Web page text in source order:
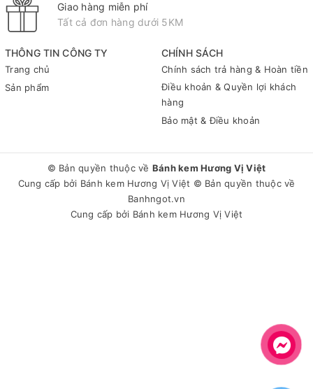
THÔNG TIN CÔNG TY
Trang chủ
Sản phẩm
CHÍNH SÁCH
Chính sách trả hàng & Hoàn tiền
Điều khoản & Quyền lợi khách
hàng
Bảo mật & Điều khoản
Giao hàng miễn phí
Tất cả đơn hàng dưới 5KM
© Bản quyền thuộc về Bánh kem Hương Vị Việt
Cung cấp bởi Bánh kem Hương Vị Việt © Bản quyền thuộc về
Banhngot.vn
Cung cấp bởi Bánh kem Hương Vị Việt